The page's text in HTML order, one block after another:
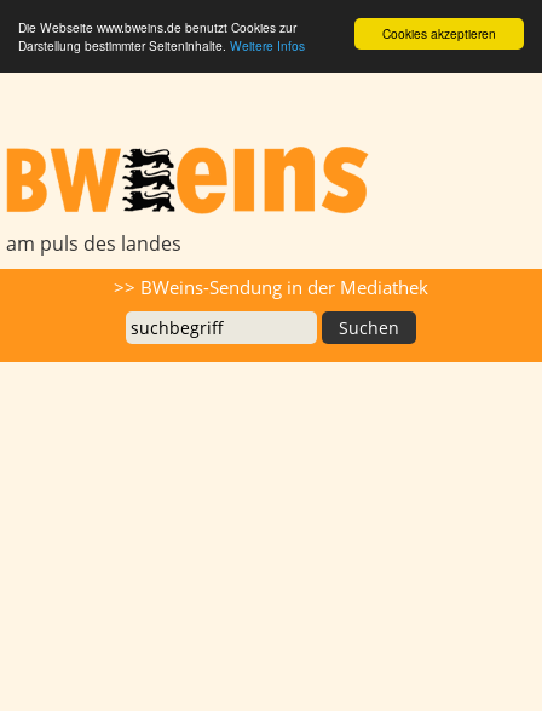
Cookies akzeptieren
Die Webseite www.bweins.de benutzt Cookies zur
Darstellung bestimmter Seiteninhalte. Weitere Infos
am puls des landes
>> BWeins-Sendung in der Mediathek